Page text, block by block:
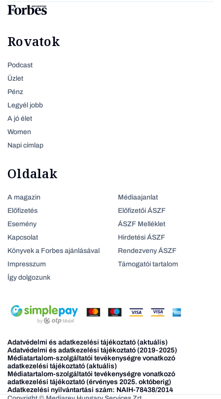
Rovatok
Podcast
Üzlet
Pénz
Legyél jobb
A jó élet
Women
Napi címlap
Oldalak
A magazin
Előfizetés
Esemény
Kapcsolat
Könyvek a Forbes ajánlásával
Impresszum
Így dolgozunk
Médiaajanlat
Előfizetői ÁSZF
ÁSZF Melléklet
Hirdetési ÁSZF
Rendezveny ÁSZF
Támogatói tartalom
Adatvédelmi és adatkezelési tájékoztató (aktuális)
Adatvédelmi és adatkezelési tájékoztató (2019-2025)
Médiatartalom-szolgáltatói tevékenységre vonatkozó
adatkezelési tájékoztató (aktuális)
Médiatartalom-szolgáltatói tevékenységre vonatkozó
adatkezelési tájékoztató (érvényes 2025. októberig)
Adatkezelési nyilvántartási szám: NAIH-78438/2014